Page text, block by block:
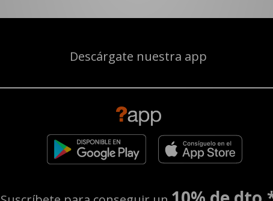
Descárgate nuestra app